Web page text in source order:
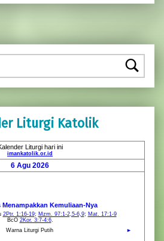
Liturgi Katolik